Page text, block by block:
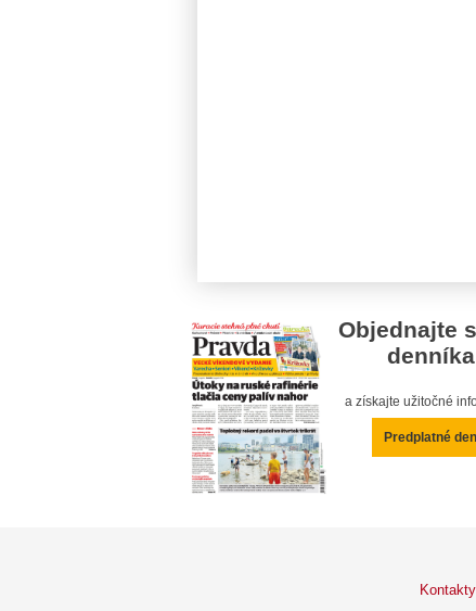
Objednajte
a získajte užitočné
Predplatné
Kontakty